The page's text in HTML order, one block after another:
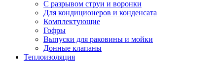
С разрывом струи и воронки
Для кондиционеров и конденсата
Комплектующие
Гофры
Выпуски для раковины и мойки
Донные клапаны
Теплоизоляция